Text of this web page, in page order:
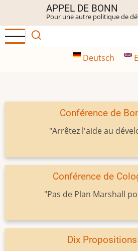
contenu
principal
APPEL DE BONN
Pour une autre politique de
Deutsch
Conférence de
"Arrêtez l'aide au
Conférence de
"Pas de Plan Marshall
Dix